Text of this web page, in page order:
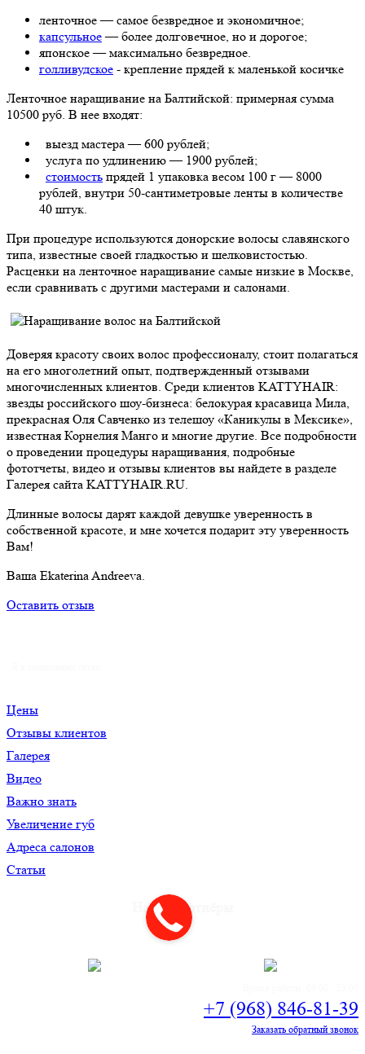
ленточное — самое безвредное и экономичное;
капсульное— более долговечное, но и дорогое;
японское — максимально безвредное.
голливудское - крепление прядей к маленькой косичке
Ленточное наращивание на Балтийской: примерная сумма
10500 руб. В нее входят:
выезд мастера — 600 рублей;
услуга по удлинению — 1900 рублей;
стоимость прядей 1 упаковка весом 100 г — 8000
рублей, внутри 50-сантиметровые ленты в количестве
40 штук.
При процедуре используются донорские волосы славянского
типа, известные своей гладкостью и шелковистостью.
Расценки на ленточное наращивание самые низкие в Москве,
если сравнивать с другими мастерами и салонами.
Доверяя красоту своих волос профессионалу, стоит полагаться
на его многолетний опыт, подтвержденный отзывами
многочисленных клиентов. Среди клиентов KATTYHAIR:
звезды российского шоу-бизнеса: белокурая красавица Мила,
прекрасная Оля Савченко из телешоу «Каникулы в Мексике»,
известная Корнелия Манго и многие другие. Все подробности
о проведении процедуры наращивания, подробные
фототчеты, видео и отзывы клиентов вы найдете в разделе
Галерея сайта KATTYHAIR.RU.
Длинные волосы дарят каждой девушке уверенность в
собственной красоте, и мне хочется подарит эту уверенность
Вам!
Ваша Ekaterina Andreeva.
Оставить отзыв
Цены
Отзывы клиентов
Галерея
Видео
Важно знать
Увеличение губ
Адреса салонов
Статьи
Наши партнёры
+7 (968) 846-81-39
Заказать обратный звонок